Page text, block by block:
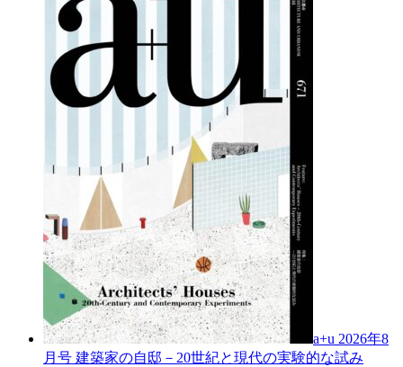
a+u 2026年8
月号 建築家の自邸－20世紀と現代の実験的な試み